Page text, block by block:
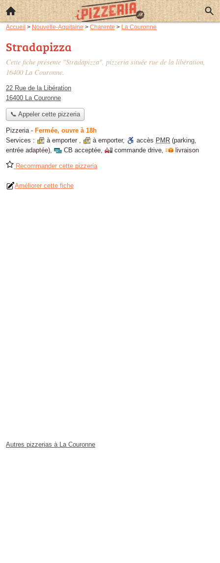
Accueil > Nouvelle-Aquitaine > Charente > La Couronne
Stradapizza
Cette fiche présente "Stradapizza", pizzeria située rue de la libération,
16400 La Couronne.
22 Rue de la Libération
16400 La Couronne
📞 Appeler cette pizzeria
Pizzeria- Fermée, ouvre à 18h
Services :
à emporter , à emporter, accès PMR (parking,
entrée adaptée), CB acceptée, commande drive, livraison
Recommander cette pizzeria
Améliorer cette fiche
Autres pizzerias à La Couronne